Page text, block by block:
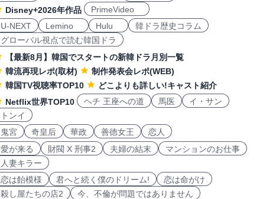
Disney+2026年作品
PrimeVideo
U-NEXT
Lemino Hulu
韓ドラ歴史コラム
グローバル視点で読む韓国ドラ
【最新8月】韓国でスタートの新韓ドラ月別一覧
韓流再現レポ(取材)
制作発表会レポ(WEB)
韓国TV視聴率TOP10
どこよりも詳しい!キャスト紹介
Netflix世界TOP10
ヘチ 王座への道 馬医
イ・サン
トンイ
鬼宮
奇皇后 華政 善徳女王
恋人
愛が来る
財閥 X 刑事2 夫婦の結末
マンションのお仕事
人妻キラー
恋は飴模様
君へと続く僕のドリーム!
恋は命がけ
殺し屋たちの店2
今、不倫が問題ではありません